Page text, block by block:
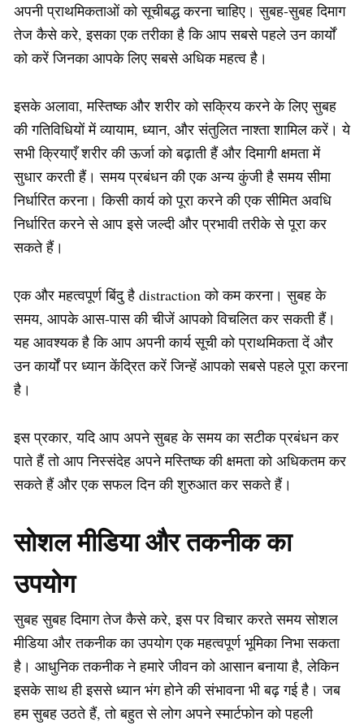
अपनी प्राथमिकताओं को सूचीबद्ध करना चाहिए। सुबह-सुबह दिमाग
तेज कैसे करे, इसका एक तरीका है कि आप सबसे पहले उन कार्यों
को करें जिनका आपके लिए सबसे अधिक महत्व है।
इसके अलावा, मस्तिष्क और शरीर को सक्रिय करने के लिए सुबह
की गतिविधियों में व्यायाम, ध्यान, और संतुलित नाश्ता शामिल करें। ये
सभी क्रियाएँ शरीर की ऊर्जा को बढ़ाती हैं और दिमागी क्षमता में
सुधार करती हैं। समय प्रबंधन की एक अन्य कुंजी है समय सीमा
निर्धारित करना। किसी कार्य को पूरा करने की एक सीमित अवधि
निर्धारित करने से आप इसे जल्दी और प्रभावी तरीके से पूरा कर
सकते हैं।
एक और महत्वपूर्ण बिंदु है distraction को कम करना। सुबह के
समय, आपके आस-पास की चीजें आपको विचलित कर सकती हैं।
यह आवश्यक है कि आप अपनी कार्य सूची को प्राथमिकता दें और
उन कार्यों पर ध्यान केंद्रित करें जिन्हें आपको सबसे पहले पूरा करना
है।
इस प्रकार, यदि आप अपने सुबह के समय का सटीक प्रबंधन कर
पाते हैं तो आप निस्संदेह अपने मस्तिष्क की क्षमता को अधिकतम कर
सकते हैं और एक सफल दिन की शुरुआत कर सकते हैं।
सोशल मीडिया और तकनीक का
उपयोग
सुबह सुबह दिमाग तेज कैसे करे, इस पर विचार करते समय सोशल
मीडिया और तकनीक का उपयोग एक महत्वपूर्ण भूमिका निभा सकता
है। आधुनिक तकनीक ने हमारे जीवन को आसान बनाया है, लेकिन
इसके साथ ही इससे ध्यान भंग होने की संभावना भी बढ़ गई है। जब
हम सुबह उठते हैं, तो बहुत से लोग अपने स्मार्टफोन को पहली